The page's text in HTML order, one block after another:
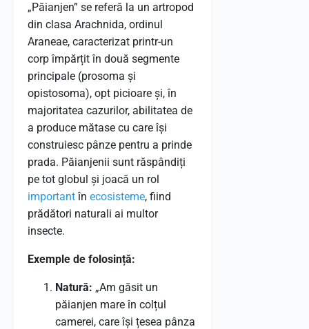
„Păianjen” se referă la un artropod
din clasa Arachnida, ordinul
Araneae, caracterizat printr-un
corp împărțit în două segmente
principale (prosoma și
opistosoma), opt picioare și, în
majoritatea cazurilor, abilitatea de
a produce mătase cu care își
construiesc pânze pentru a prinde
prada. Păianjenii sunt răspândiți
pe tot globul și joacă un rol
importantîn ecosisteme, fiind
prădători naturali ai multor
insecte.
Exemple de folosință:
Natură: „Am găsit un
păianjen mare în colțul
camerei, care își țesea pânza